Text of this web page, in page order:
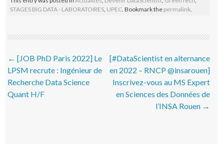
STAGES BIG DATA - LABORATOIRES, UPEC. Bookmark the permalink.
Post navigation
← [JOB PhD Paris 2022] Le
LPSM recrute : Ingénieur de
Recherche Data Science
Quant H/F
[#DataScientist en alternance
en 2022 – RNCP @insarouen]
Inscrivez-vous au MS Expert
en Sciences des Données de
l’INSA Rouen →